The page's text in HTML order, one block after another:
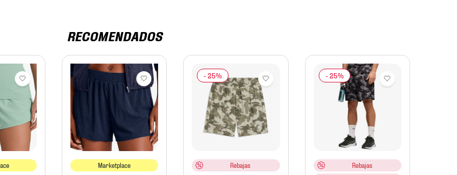
RECOMENDADOS
Marketplace Rebajas
Rebajas